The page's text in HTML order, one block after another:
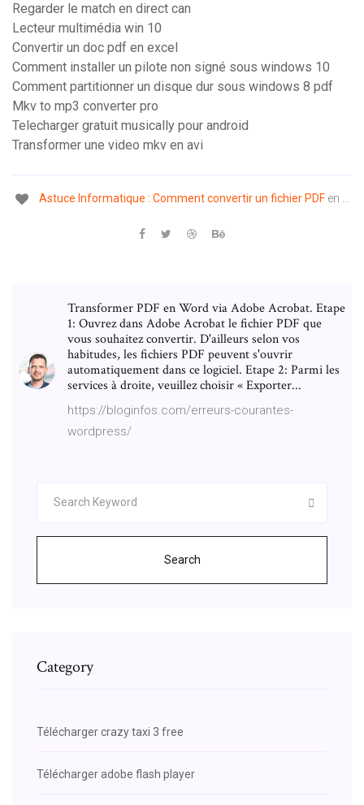
Regarder le match en direct can
Lecteur multimédia win 10
Convertir un doc pdf en excel
Comment installer un pilote non signé sous windows 10
Comment partitionner un disque dur sous windows 8 pdf
Mkv to mp3 converter pro
Telecharger gratuit musically pour android
Transformer une video mkv en avi
Astuce Informatique : Comment convertir un fichier PDFen ...
Transformer PDF en Word via Adobe Acrobat. Etape
1: Ouvrez dans Adobe Acrobat le fichier PDF que
vous souhaitez convertir. D'ailleurs selon vos
habitudes, les fichiers PDF peuvent s'ouvrir
automatiquement dans ce logiciel. Etape 2: Parmi les
services à droite, veuillez choisir « Exporter...
https://bloginfos.com/erreurs-courantes-
wordpress/
Search
Category
Télécharger crazy taxi 3 free
Télécharger adobe flash player